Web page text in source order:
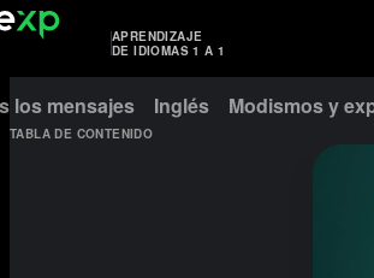
APRENDIZAJE
DE IDIOMAS 1 A 1
los mensajes Inglés Modismos y
TABLA DE CONTENIDO